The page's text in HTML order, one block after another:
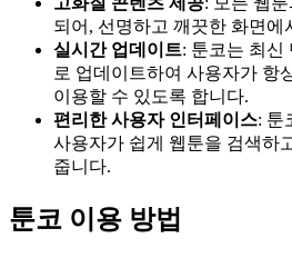
되어, 선명하고 깨끗한 화면에
실시간 업데이트: 툰코는 최신
로 업데이트하여 사용자가 항
이용할 수 있도록 합니다.
편리한 사용자 인터페이스: 툰
사용자가 쉽게 웹툰을 검색하
줍니다.
툰코 이용 방법